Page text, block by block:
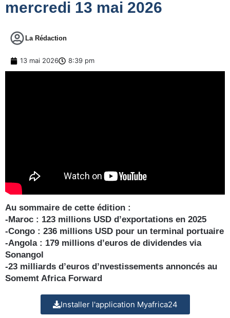
mercredi 13 mai 2026
La Rédaction
13 mai 2026 8:39 pm
Au sommaire de cette édition :
-Maroc : 123 millions USD d’exportations en 2025
-Congo : 236 millions USD pour un terminal portuaire
-Angola : 179 millions d’euros de dividendes via
Sonangol
-23 milliards d’euros d’nvestissements annoncés au
Somemt Africa Forward
Installer l'application Myafrica24